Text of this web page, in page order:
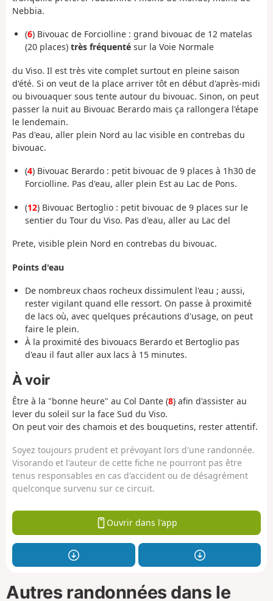
Nebbia.
(6) Bivouac de Forciolline : grand bivouac de 12 matelas
(20 places) très fréquenté sur la Voie Normale
du Viso. Il est très vite complet surtout en pleine saison
d'été. Si on veut de la place arriver tôt en début d'après-midi
ou bivouaquer sous tente autour du bivouac. Sinon, on peut
passer la nuit au Bivouac Berardo mais ça rallongera l'étape
le lendemain.
Pas d'eau, aller plein Nord au lac visible en contrebas du
bivouac.
(4) Bivouac Berardo : petit bivouac de 9 places à 1h30 de
Forciolline. Pas d'eau, aller plein Est au Lac de Pons.
(12) Bivouac Bertoglio : petit bivouac de 9 places sur le
sentier du Tour du Viso. Pas d'eau, aller au Lac del
Prete, visible plein Nord en contrebas du bivouac.
Points d'eau
De nombreux chaos rocheux dissimulent l'eau ; aussi,
rester vigilant quand elle ressort. On passe à proximité
de lacs où, avec quelques précautions d'usage, on peut
faire le plein.
À la proximité des bivouacs Berardo et Bertoglio pas
d'eau il faut aller aux lacs à 15 minutes.
À voir
Être à la "bonne heure" au Col Dante (8) afin d'assister au
lever du soleil sur la face Sud du Viso.
On peut voir des chamois et des bouquetins, rester attentif.
Soyez toujours prudent et prévoyant lors d'une randonnée.
Visorando et l'auteur de cette fiche ne pourront pas être
tenus responsables en cas d'accident ou de désagrément
quelconque survenu sur ce circuit.
Ouvrir dans l'app
Autres randonnées dans le